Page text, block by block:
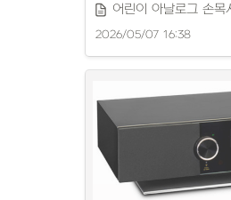
초등학생워치 추천 제품을 꼼
어린이 아날로그 손목
2026/05/07 16:38